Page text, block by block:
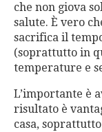
che non giova
salute. È vero
sacrifica il
(soprattutto in
temperature e
L’importante è
risultato è
casa,